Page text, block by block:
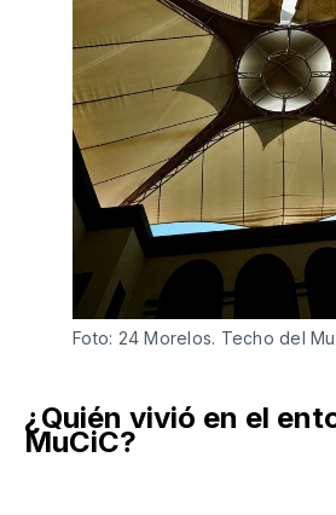
Foto: 24 Morelos. Techo del
¿Quién vivió en el
MuCiC?